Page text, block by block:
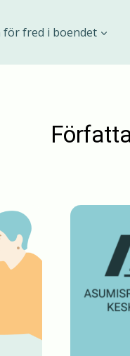
för fred i boendet